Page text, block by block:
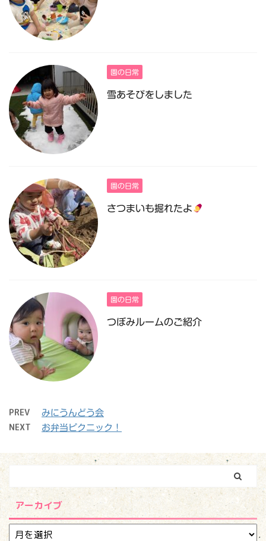
園の日常
雪あそびをしました
園の日常
さつまいも掘れたよ
園の日常
つぼみルームのご紹介
PREV みにうんどう会
NEXT お弁当ピクニック！
アーカイブ